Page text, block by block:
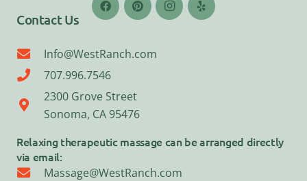
Contact Us
Info@WestRanch.com
707.996.7546
2300 Grove Street
Sonoma, CA 95476
Relaxing therapeutic massage can be arranged directly
via email:
Massage@WestRanch.com